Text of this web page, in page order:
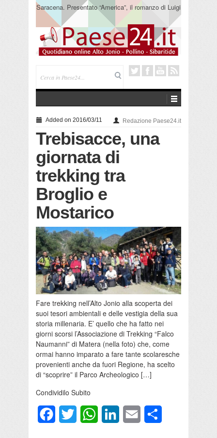
Saracena. Presentato “America”, il romanzo di Luigi
Pandolfi che racconta l’emigrazione
Added on 2016/03/11 Redazione Paese24.it
Trebisacce, una
giornata di
trekking tra
Broglio e
Mostarico
Fare trekking nell’Alto Jonio alla scoperta dei
suoi tesori ambientali e delle vestigia della sua
storia millenaria. E’ quello che ha fatto nei
giorni scorsi l’Associazione di Trekking “Falco
Naumanni” di Matera (nella foto) che, come
ormai hanno imparato a fare tante scolaresche
provenienti anche da fuori Regione, ha scelto
di “scoprire” il Parco Archeologico […]
Condividilo Subito
FacebookTwitter WhatsAppLinkedInEmail